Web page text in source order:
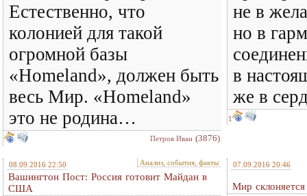
Естественно, что
колонией для такой
огромной базы
«Homeland», должен быть
весь Мир. «Homeland»
это не родина…
Петров Иван (3876)
не в
но в
в
же в
1
08.09.2016 22:50 Анализ, события, факты
Вашингтон Пост: Россия готовит Майдан в
США
07.09.2016 20:46
Мир